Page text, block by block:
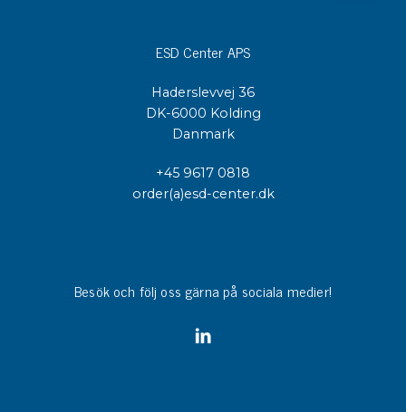
ESD Center APS
Haderslevvej 36
DK-6000 Kolding
Danmark
+45 9617 0818
order(a)esd-center.dk
Besök och följ oss gärna på sociala medier!